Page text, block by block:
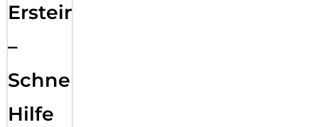
Ersteinrichtung
–
Schnelle
Hilfe